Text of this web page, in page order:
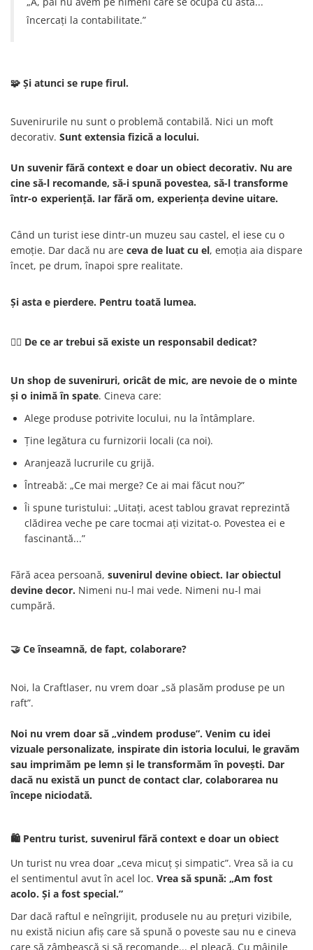
Palatul Culturii Iasi
încercați la contabilitate.”
🧩 Și atunci se rupe firul.
Suvenirurile nu sunt o problemă contabilă. Nici un moft
decorativ. Sunt extensia fizică a locului.
Un suvenir fără context e doar un obiect decorativ. Nu are
cine să-l recomande, să-i spună povestea, să-l transforme
într-o experiență. Iar fără om, experiența devine uitare.
Când un turist iese dintr-un muzeu sau castel, el iese cu o
emoție. Dar dacă nu are ceva de luat cu el, emoția aia dispare
încet, pe drum, înapoi spre realitate.
Și asta e pierdere. Pentru toată lumea.
🙋‍♀️ De ce ar trebui să existe un responsabil dedicat?
Un shop de suveniruri, oricât de mic, are nevoie de o minte
și o inimă în spate. Cineva care:
Alege produse potrivite locului, nu la întâmplare.
Ține legătura cu furnizorii locali (ca noi).
Aranjează lucrurile cu grijă.
Întreabă: „Ce mai merge? Ce ai mai făcut nou?”
Îi spune turistului: „Uitați, acest tablou gravat reprezintă
clădirea veche pe care tocmai ați vizitat-o. Povestea ei e
fascinantă...”
Fără acea persoană, suvenirul devine obiect. Iar obiectul
devine decor. Nimeni nu-l mai vede. Nimeni nu-l mai
cumpără.
🤝 Ce înseamnă, de fapt, colaborare?
Noi, la Craftlaser, nu vrem doar „să plasăm produse pe un
raft”.
Noi nu vrem doar să „vindem produse”. Venim cu idei
vizuale personalizate, inspirate din istoria locului, le gravăm
sau imprimăm pe lemn și le transformăm în povești. Dar
dacă nu există un punct de contact clar, colaborarea nu
începe niciodată.
🛍️ Pentru turist, suvenirul fără context e doar un obiect
Un turist nu vrea doar „ceva micuț și simpatic”. Vrea să ia cu
el sentimentul avut în acel loc. Vrea să spună: „Am fost
acolo. Și a fost special.”
Dar dacă raftul e neîngrijit, produsele nu au prețuri vizibile,
nu există niciun afiș care să spună o poveste sau nu e cineva
care să zâmbească și să recomande... el pleacă. Cu mâinile